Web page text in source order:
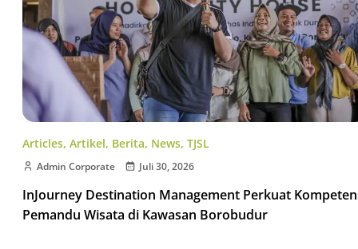
Articles, Artikel, Berita, News, TJSL
Admin Corporate Juli 30, 2026
InJourney Destination Management Perkuat
Pemandu Wisata di Kawasan Borobudur